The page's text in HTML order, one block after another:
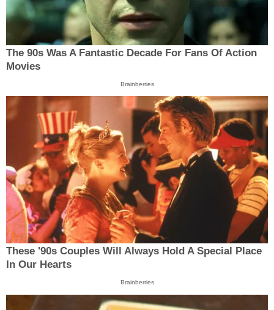
The 90s Was A Fantastic Decade For Fans Of Action
Movies
Brainberries
These '90s Couples Will Always Hold A Special Place
In Our Hearts
Brainberries